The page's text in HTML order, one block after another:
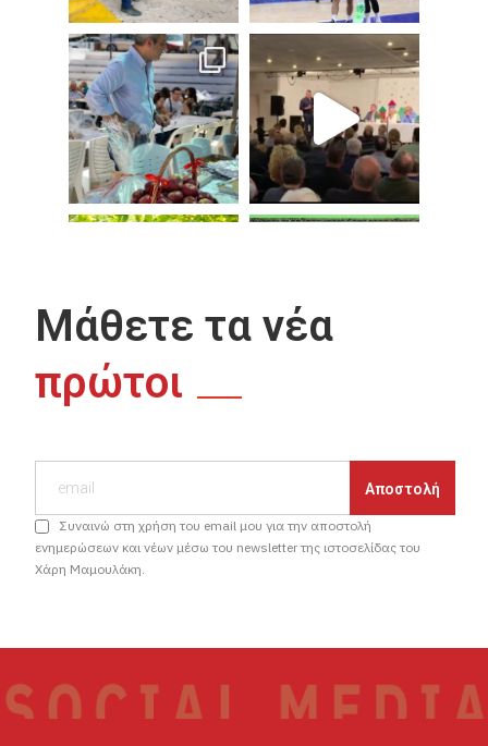
Μάθετε τα νέα
πρώτοι
Συναινώ στη χρήση του email μου για την αποστολή
ενημερώσεων και νέων μέσω του newsletter της ιστοσελίδας του
Χάρη Μαμουλάκη.